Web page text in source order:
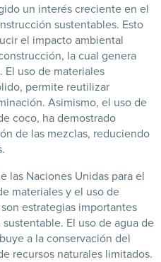
un interés creciente en el
sustentables. Esto
el impacto ambiental
la cual genera
El uso de materiales
permite reutilizar
Asimismo, el uso de
coco, ha demostrado
de las mezclas, reduciendo
las Naciones Unidas para el
materiales y el uso de
estrategias importantes
El uso de agua de
a la conservación del
recursos naturales limitados.